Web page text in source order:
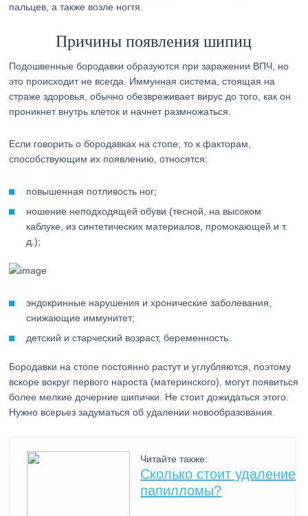
пальцев, а также возле ногтя.
Причины появления шипиц
Подошвенные бородавки образуются при заражении ВПЧ, но
это происходит не всегда. Иммунная система, стоящая на
страже здоровья, обычно обезвреживает вирус до того, как он
проникнет внутрь клеток и начнет размножаться.
Если говорить о бородавках на стопе, то к факторам,
способствующим их появлению, относятся:
повышенная потливость ног;
ношение неподходящей обуви (тесной, на высоком
каблуке, из синтетических материалов, промокающей и т.
д.);
эндокринные нарушения и хронические заболевания,
снижающие иммунитет;
детский и старческий возраст, беременность.
Бородавки на стопе постоянно растут и углубляются, поэтому
вскоре вокруг первого нароста (материнского), могут появиться
более мелкие дочерние шипички. Не стоит дожидаться этого.
Нужно всерьез задуматься об удалении новообразования.
Читайте также:
Сколько стоит удаление
папилломы?